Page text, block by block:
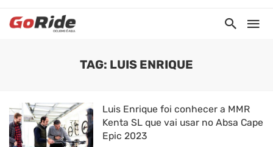
TAG: LUIS ENRIQUE
Luis Enrique foi conhecer a MMR
Kenta SL que vai usar no Absa Cape
Epic 2023